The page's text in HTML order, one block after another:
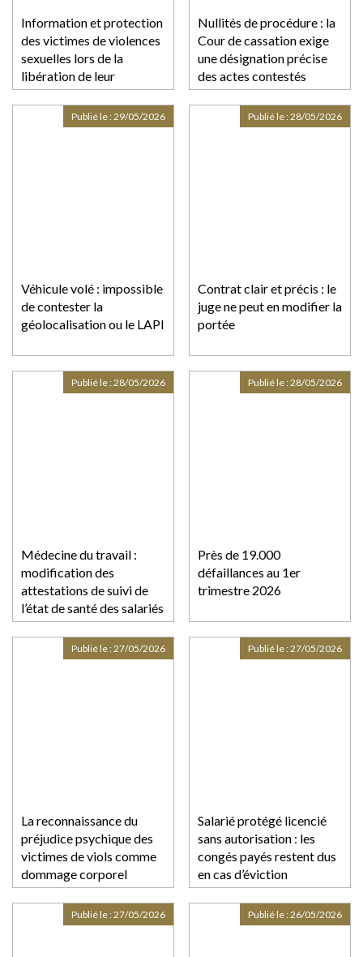
Information et protection
des victimes de violences
sexuelles lors de la
libération de leur
agresseur : adoption à
Nullités de procédure : la
Cour de cassation exige
une désignation précise
des actes contestés
Véhicule volé : impossible
de contester la
géolocalisation ou le LAPI
Publié le :29/05/2026
Contrat clair et précis : le
juge ne peut en modifier la
portée
Publié le :28/05/2026
Médecine du travail :
modification des
attestations de suivi de
l’état de santé des salariés
Publié le :28/05/2026
Près de 19.000
défaillances au 1er
trimestre 2026
Publié le :28/05/2026
La reconnaissance du
préjudice psychique des
victimes de viols comme
dommage corporel
Publié le :27/05/2026
Salarié protégé licencié
sans autorisation : les
congés payés restent dus
en cas d’éviction
Publié le :27/05/2026
Publié le :27/05/2026 Publié le :26/05/2026